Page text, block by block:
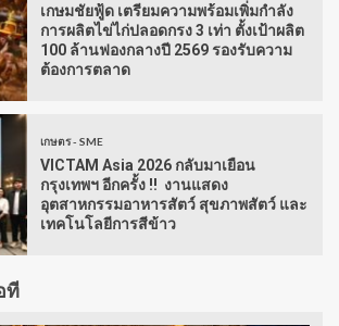
เกษมชัยฟู้ด เตรียมความพร้อมเพิ่มกำลัง
การผลิตไข่ไก่ปลอดกรง 3 เท่า ตั้งเป้าผลิต
100 ล้านฟองกลางปี 2569 รองรับความ
ต้องการตลาด
เกษตร - SME
VICTAM Asia 2026 กลับมาเยือน
กรุงเทพฯ อีกครั้ง !! งานแสดง
อุตสาหกรรมอาหารสัตว์ สุขภาพสัตว์ และ
เทคโนโลยีการสีข้าว
ที